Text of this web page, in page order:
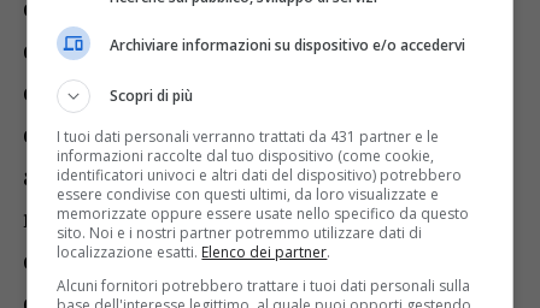
commerciale che poi gestirà l’area
dell’ipermercato per evidenti ragioni di
opportunità. Se infatti siamo soddisfatti
che una proprietà, dopo anni di
abbandono, sia pronta a investire per
rilanciare il centro commerciale, certo non
ci sfugge che la riduzione di superficie
Archiviare informazioni su dispositivo e/o accedervi
Scopri di più
I tuoi dati personali verranno trattati da 431 partner e le
informazioni raccolte dal tuo dispositivo (come cookie,
identificatori univoci e altri dati del dispositivo) potrebbero
essere condivise con questi ultimi, da loro visualizzate e
memorizzate oppure essere usate nello specifico da questo
sito. Noi e i nostri partner potremmo utilizzare dati di
localizzazione esatti. Elenco dei partner.
Alcuni fornitori potrebbero trattare i tuoi dati personali sulla